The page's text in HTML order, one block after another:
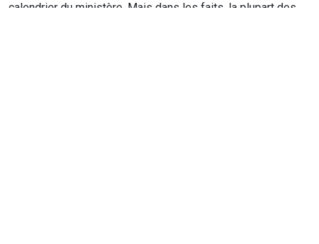
calendrier du ministère. Mais dans les faits, la plupart des